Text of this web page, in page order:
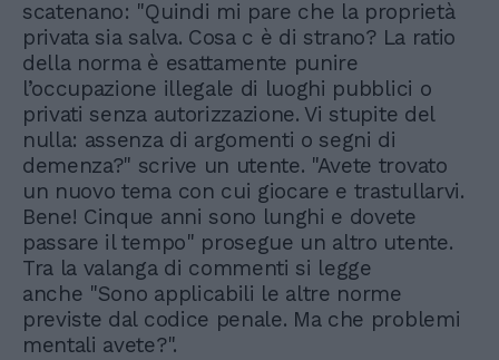
scatenano: "Quindi mi pare che la proprietà
privata sia salva. Cosa c è di strano? La ratio
della norma è esattamente punire
l’occupazione illegale di luoghi pubblici o
privati senza autorizzazione. Vi stupite del
nulla: assenza di argomenti o segni di
demenza?" scrive un utente. "Avete trovato
un nuovo tema con cui giocare e trastullarvi.
Bene! Cinque anni sono lunghi e dovete
passare il tempo" prosegue un altro utente.
Tra la valanga di commenti si legge
anche "Sono applicabili le altre norme
previste dal codice penale. Ma che problemi
mentali avete?".